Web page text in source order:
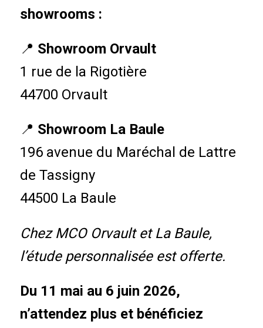
showrooms :
📍 Showroom Orvault
1 rue de la Rigotière
44700 Orvault
📍 Showroom La Baule
196 avenue du Maréchal de Lattre
de Tassigny
44500 La Baule
Chez MCO Orvault et La Baule,
l’étude personnalisée est offerte.
Du 11 mai au 6 juin 2026,
n’attendez plus et bénéficiez